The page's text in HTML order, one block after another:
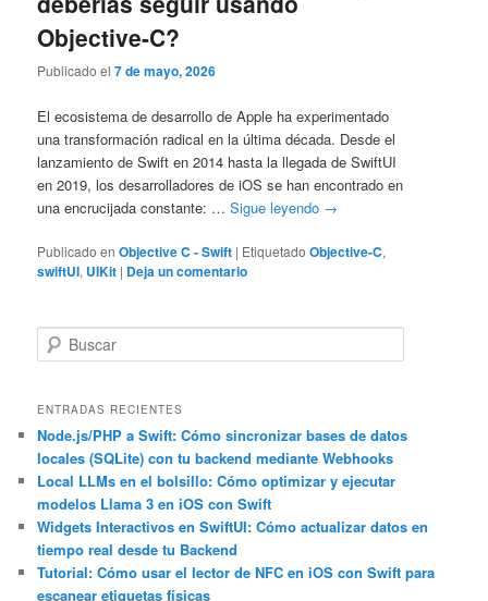
Objective-C?
Publicado el7 de mayo, 2026
El ecosistema de desarrollo de Apple ha experimentado
una transformación radical en la última década. Desde el
lanzamiento de Swift en 2014 hasta la llegada de SwiftUI
en 2019, los desarrolladores de iOS se han encontrado en
una encrucijada constante: …Sigue leyendo →
Publicado en Objective C - Swift | Etiquetado Objective-C,
swiftUI, UIKit | Deja un comentario
u
c
a
r
ENTRADAS RECIENTES
Node.js/PHP a Swift: Cómo sincronizar bases de datos
locales (SQLite) con tu backend mediante Webhooks
Local LLMs en el bolsillo: Cómo optimizar y ejecutar
modelos Llama 3 en iOS con Swift
Widgets Interactivos en SwiftUI: Cómo actualizar datos en
tiempo real desde tu Backend
Tutorial: Cómo usar el lector de NFC en iOS con Swift para
escanear etiquetas físicas